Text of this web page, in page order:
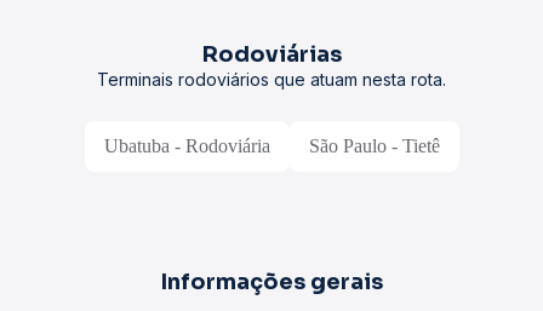
Rodoviárias
Terminais rodoviários que atuam nesta rota.
Ubatuba - Rodoviária São Paulo - Tietê
Informações gerais